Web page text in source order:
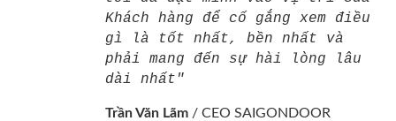
Khách hàng để cố gắng xem điều
gì là tốt nhất, bền nhất và
phải mang đến sự hài lòng lâu
dài nhất"
Trần Văn Lãm / CEO SAIGONDOOR